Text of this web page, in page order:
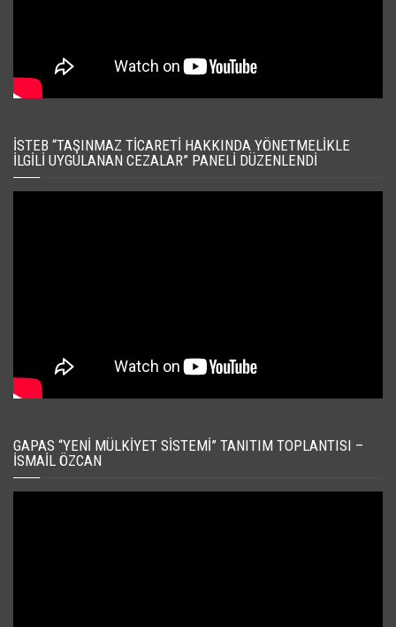
İSTEB “TAŞINMAZ TICARETI HAKKINDA YÖNETMELIKLE
İLGILI UYGULANAN CEZALAR” PANELI DÜZENLENDI
GAPAS “YENI MÜLKIYET SISTEMI” TANITIM TOPLANTISI –
İSMAIL ÖZCAN